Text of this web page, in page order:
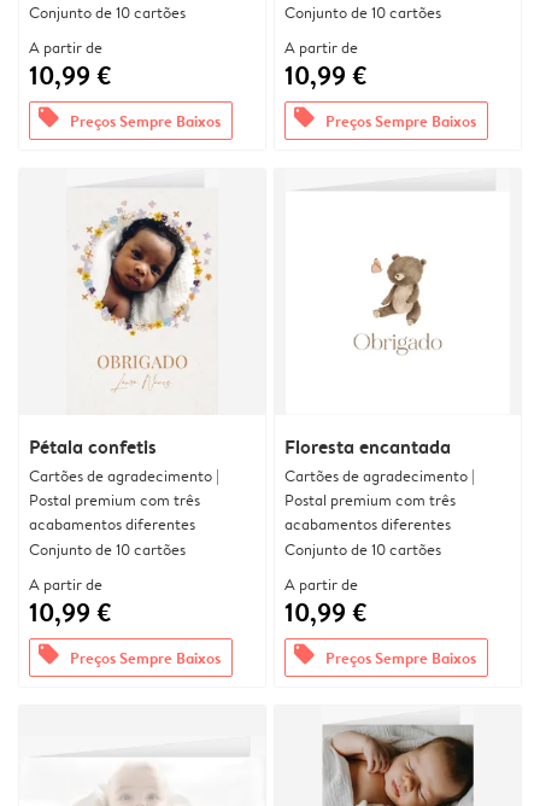
Conjunto de 10 cartões
A partir de
10,99 €
offers Preços Sempre Baixos
Conjunto de 10 cartões
A partir de
10,99 €
offers Preços Sempre Baixos
Pétala confetis
Cartões de agradecimento |
Postal premium com três
acabamentos diferentes
Conjunto de 10 cartões
A partir de
10,99 €
offers Preços Sempre Baixos
Floresta encantada
Cartões de agradecimento |
Postal premium com três
acabamentos diferentes
Conjunto de 10 cartões
A partir de
10,99 €
offers Preços Sempre Baixos